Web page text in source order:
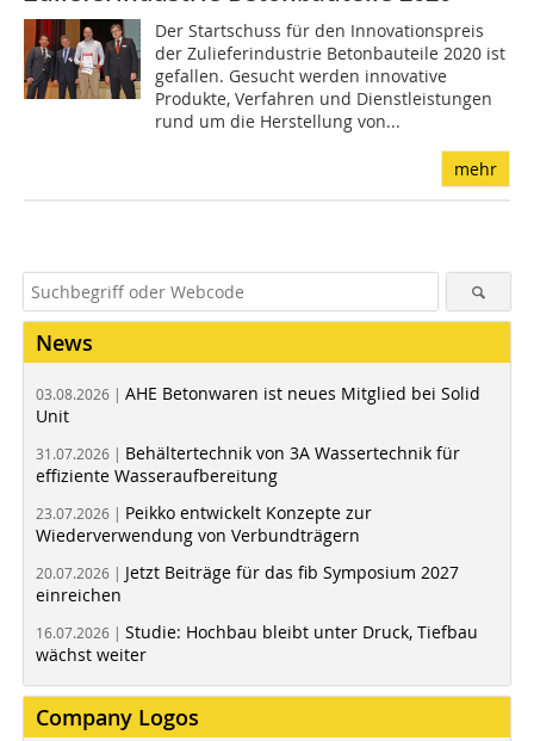
Der Startschuss für den Innovationspreis
der Zulieferindustrie Betonbauteile 2020 ist
gefallen. Gesucht werden innovative
Produkte, Verfahren und Dienstleistungen
rund um die Herstellung von...
mehr
News
03.08.2026 | AHE Betonwaren ist neues Mitglied bei Solid
Unit
31.07.2026 | Behältertechnik von 3A Wassertechnik für
effiziente Wasseraufbereitung
23.07.2026 | Peikko entwickelt Konzepte zur
Wiederverwendung von Verbundträgern
20.07.2026 | Jetzt Beiträge für das fib Symposium 2027
einreichen
16.07.2026 | Studie: Hochbau bleibt unter Druck, Tiefbau
wächst weiter
Company Logos